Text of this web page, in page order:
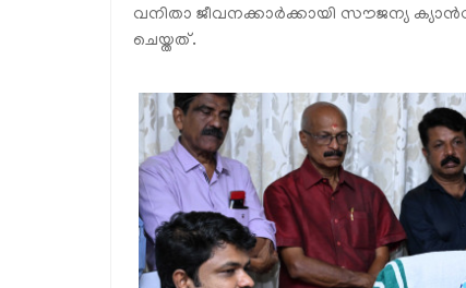
വനിതാ ജീവനക്കാർക്കായി സൗജന്യ
ചെയ്തത്.